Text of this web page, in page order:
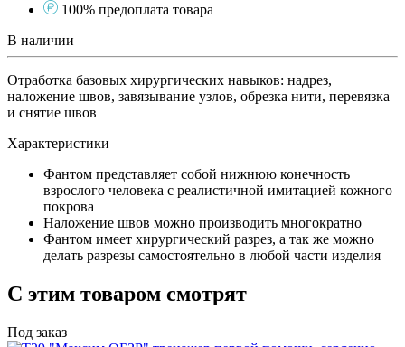
100% предоплата товара
В наличии
Отработка базовых хирургических навыков: надрез,
наложение швов, завязывание узлов, обрезка нити, перевязка
и снятие швов
Характеристики
Фантом представляет собой нижнюю конечность
взрослого человека с реалистичной имитацией кожного
покрова
Наложение швов можно производить многократно
Фантом имеет хирургический разрез, а так же можно
делать разрезы самостоятельно в любой части изделия
С этим товаром смотрят
Под заказ